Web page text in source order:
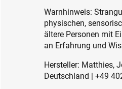
Warnhinweis:
physischen,
ältere Personen mit
an Erfahrung und
Hersteller: Matthies,
Deutschland | +49